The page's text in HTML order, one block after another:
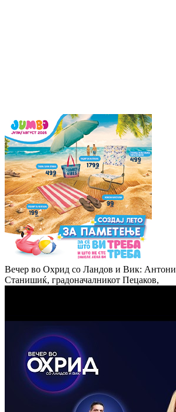
Вечер во Охрид со Ландов и Вик:
Станишиќ, градоначалникот Пецаков,